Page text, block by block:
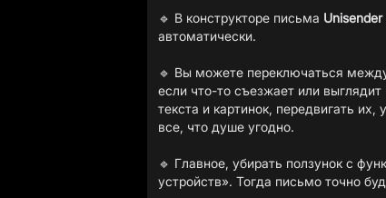
🔹 В конструкторе письма Unisender
автоматически.
🔹 Вы можете переключаться
если что-то съезжает или
текста и картинок, передвигать
все, что душе угодно.
🔹 Главное, убирать ползунок с
устройств». Тогда письмо точно